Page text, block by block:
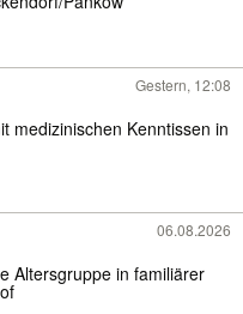
Gestern, 12:08
medizinischen Kenntissen in
06.08.2026
Altersgruppe in familiärer